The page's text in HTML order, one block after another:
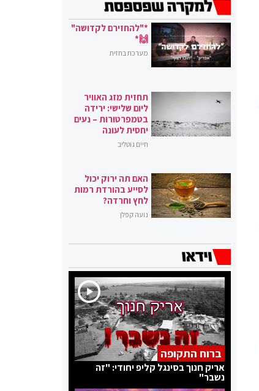
*"להחזירם לקדושה"
🙌*
מערכת בחזית
תחזית מזג האוויר
ליום שלישי: ירידה
בטמפרטורות – נעים
יחסית לעונה
חיים גוטליב
האם תה ירוק יכול
לסייע בהורדת רמות
לחץ וחרדה?
נועה קפלן
ברוח התקופה
אריק חנוך בסינגל קליפ יחודי: "זה
נשבר"